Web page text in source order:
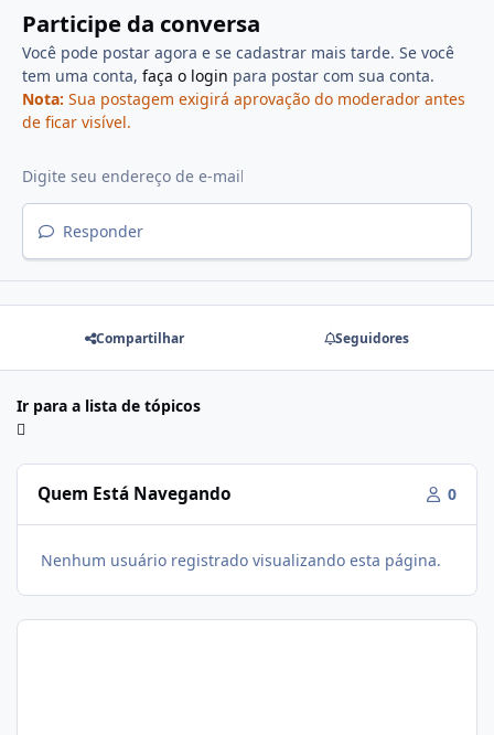
Participe da conversa
Você pode postar agora e se cadastrar mais tarde. Se você
tem uma conta, faça o login para postar com sua conta.
Nota: Sua postagem exigirá aprovação do moderador antes
de ficar visível.
Responder
Compartilhar Seguidores
Ir para a lista de tópicos
Quem Está Navegando 0
Nenhum usuário registrado visualizando esta página.